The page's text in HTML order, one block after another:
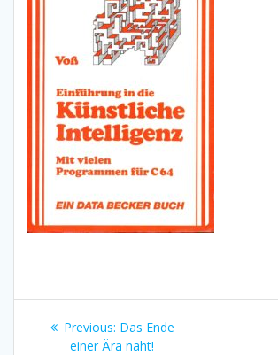
Beitragsnavigation
Previous: Previous
post:
Das Ende
einer Ära naht!